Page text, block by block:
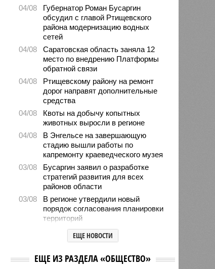
04/08
Губернатор Роман Бусаргин
обсудил с главой Ртищевского
района модернизацию водных
сетей
04/08
Саратовская область заняла 12
место по внедрению Платформы
обратной связи
04/08
Ртищевскому району на ремонт
дорог направят дополнительные
средства
04/08
Квоты на добычу копытных
животных выросли в регионе
04/08
В Энгельсе на завершающую
стадию вышли работы по
капремонту краеведческого музея
03/08
Бусаргин заявил о разработке
стратегий развития для всех
районов области
03/08
В регионе утвердили новый
порядок согласования планировки
территорий
17 тысяч исследований на
цифровом флюорографе провели
03/08
Вячеслав Калинин в День ВДВ
ЕЩЕ НОВОСТИ
ЕЩЕ ИЗ РАЗДЕЛА «ОБЩЕСТВО»